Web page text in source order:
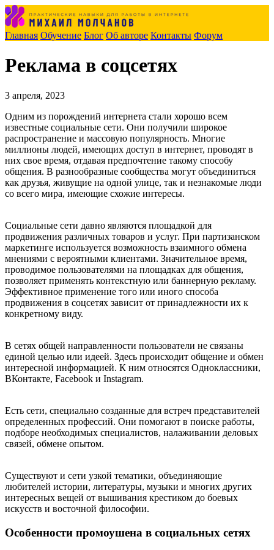
Главная Обучение Блог Об авторе Контакты Форум
Реклама в соцсетях
3 апреля, 2023
Одним из порождений интернета стали хорошо всем
известные социальные сети. Они получили широкое
распространение и массовую популярность. Многие
миллионы людей, имеющих доступ в интернет, проводят в
них свое время, отдавая предпочтение такому способу
общения. В разнообразные сообщества могут объединиться
как друзья, живущие на одной улице, так и незнакомые люди
со всего мира, имеющие схожие интересы.
Социальные сети давно являются площадкой для
продвижения различных товаров и услуг. При партизанском
маркетинге используется возможность взаимного обмена
мнениями с вероятными клиентами. Значительное время,
проводимое пользователями на площадках для общения,
позволяет применять контекстную или баннерную рекламу.
Эффективное применение того или иного способа
продвижения в соцсетях зависит от принадлежности их к
конкретному виду.
В сетях общей направленности пользователи не связаны
единой целью или идеей. Здесь происходит общение и обмен
интересной информацией. К ним относятся Одноклассники,
ВКонтакте, Facebook и Instagram.
Есть сети, специально созданные для встреч представителей
определенных профессий. Они помогают в поиске работы,
подборе необходимых специалистов, налаживании деловых
связей, обмене опытом.
Существуют и сети узкой тематики, объединяющие
любителей истории, литературы, музыки и многих других
интересных вещей от вышивания крестиком до боевых
искусств и восточной философии.
Особенности промоушена в социальных сетях